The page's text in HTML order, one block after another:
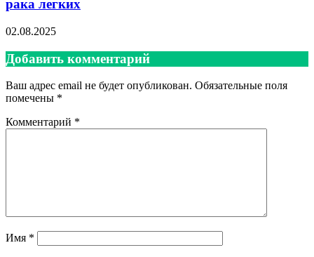
рака легких
02.08.2025
Добавить комментарий
Ваш адрес email не будет опубликован. Обязательные поля
помечены *
Комментарий *
Имя *